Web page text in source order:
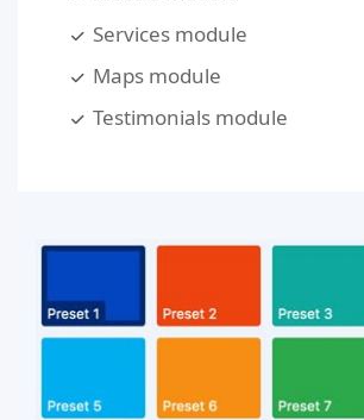
Services module
Maps module
Testimonials module